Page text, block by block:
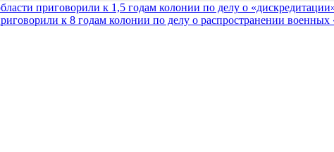
приговорили к 1,5 годам колонии по делу о
к 8 годам колонии по делу о распространении военных